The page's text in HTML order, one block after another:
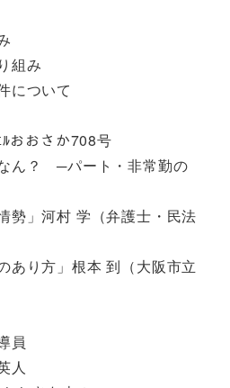
組み
について
おおさか708号
ん？ ─パート・非常勤の
勢」河村 学（弁護士・民法
あり方」根本 到（大阪市立
員
人